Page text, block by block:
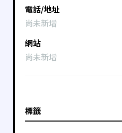
電話/地址
尚未新增
網站
尚未新增
標籤